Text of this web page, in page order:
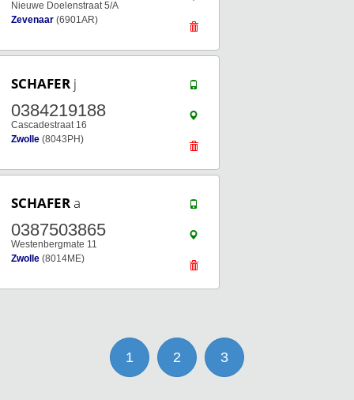
Nieuwe Doelenstraat 5/A
Zevenaar (6901AR)
SCHAFER j
0384219188
Cascadestraat 16
Zwolle (8043PH)
SCHAFERa
0387503865
Westenbergmate 11
Zwolle (8014ME)
1 2 3